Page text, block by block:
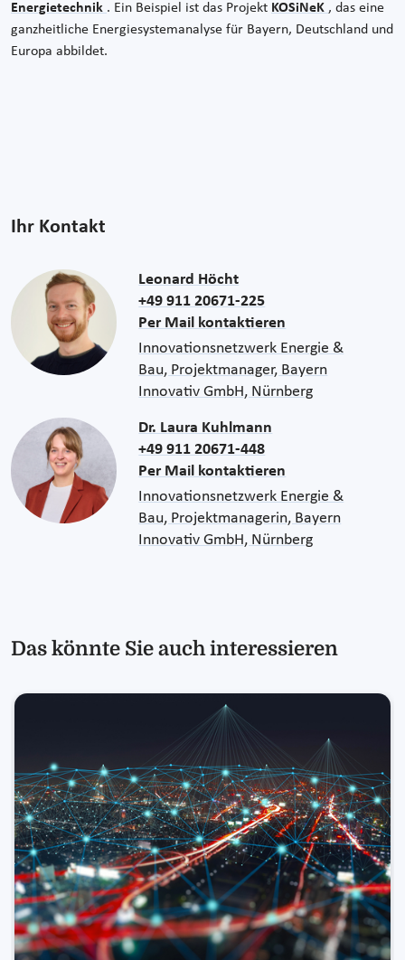
Energietechnik . Ein Beispiel ist das Projekt KOSiNeK , das eine
ganzheitliche Energiesystemanalyse für Bayern, Deutschland und
Europa abbildet.
Ihr Kontakt
Leonard Höcht
+49 911 20671-225
Per Mail kontaktieren
Innovationsnetzwerk Energie &
Bau, Projektmanager, Bayern
Innovativ GmbH, Nürnberg
Dr. Laura Kuhlmann
+49 911 20671-448
Per Mail kontaktieren
Innovationsnetzwerk Energie &
Bau, Projektmanagerin, Bayern
Innovativ GmbH, Nürnberg
Das könnte Sie auch interessieren